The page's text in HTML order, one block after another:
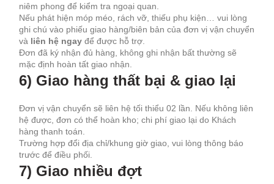
niêm phong để kiểm tra ngoại quan.
Nếu phát hiện móp méo, rách vỡ, thiếu phụ kiện… vui lòng
ghi chú vào phiếu giao hàng/biên bản của đơn vị vận chuyển
và liên hệ ngay để được hỗ trợ.
Đơn đã ký nhận đủ hàng, không ghi nhận bất thường sẽ
mặc định hoàn tất giao nhận.
6) Giao hàng thất bại & giao lại
Đơn vị vận chuyển sẽ liên hệ tối thiểu 02 lần. Nếu không liên
hệ được, đơn có thể hoàn kho; chi phí giao lại do Khách
hàng thanh toán.
Trường hợp đổi địa chỉ/khung giờ giao, vui lòng thông báo
trước để điều phối.
7) Giao nhiều đợt